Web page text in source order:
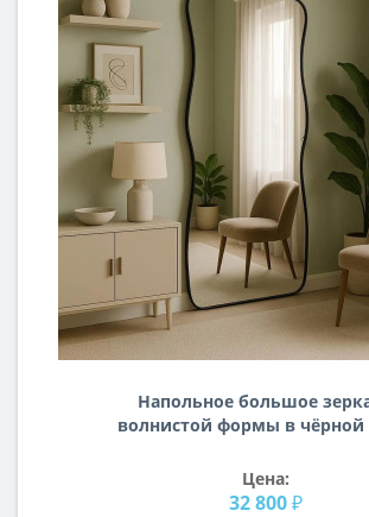
Напольное большое
волнистой формы в чёрной
Цена:
32 800 ₽